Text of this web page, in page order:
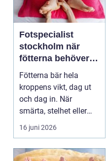
Fotspecialist
stockholm när
fötterna behöver
mer än vila
Fötterna bär hela
kroppens vikt, dag ut
och dag in. När
smärta, stelhet eller
felställningar uppstår...
16 juni 2026